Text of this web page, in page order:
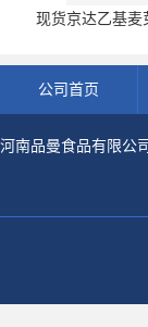
现货京达乙基麦
公司首页
河南品曼食品有限公司